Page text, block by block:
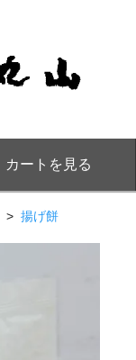
カートを見る
> 揚げ餅